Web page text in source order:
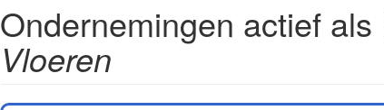
Ondernemingen actief als
Vloeren